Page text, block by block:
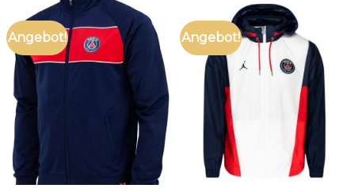
Angebot! Angebot!